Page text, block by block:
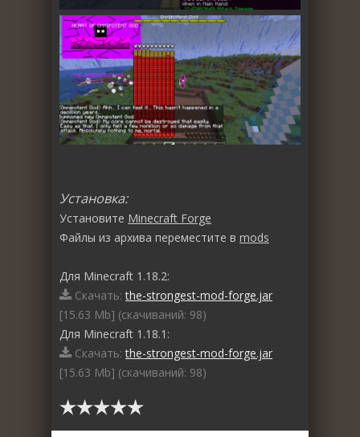
Установка:
Установите Minecraft Forge
Файлы из архива переместите в mods
Для Minecraft 1.18.2:
Скачать:the-strongest-mod-forge.jar
[15.63 Mb] (cкачиваний: 98)
Для Minecraft 1.18.1:
Скачать:the-strongest-mod-forge.jar
[15.63 Mb] (cкачиваний: 98)